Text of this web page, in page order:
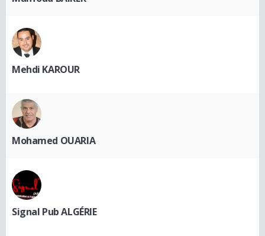
Mehdi KAROUR
Mohamed OUARIA
Signal Pub ALGÉRIE